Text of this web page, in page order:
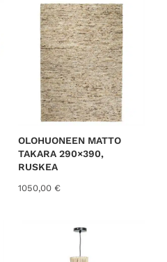
OLOHUONEEN MATTO
TAKARA 290×390,
RUSKEA
1050,00 €